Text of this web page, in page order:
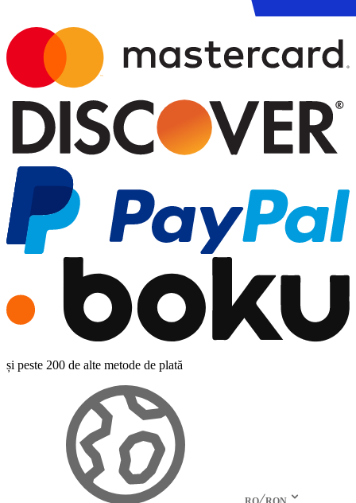
și peste 200 de alte metode de plată